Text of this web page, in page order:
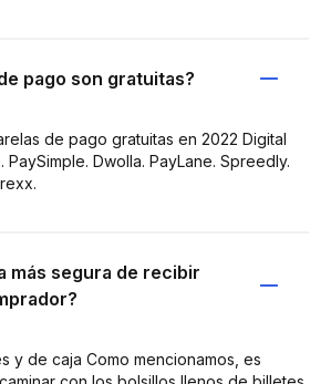
pago son gratuitas?
de pago gratuitas en 2022 Digital
PaySimple. Dwolla. PayLane. Spreedly.
más segura de recibir
y de caja Como mencionamos, es